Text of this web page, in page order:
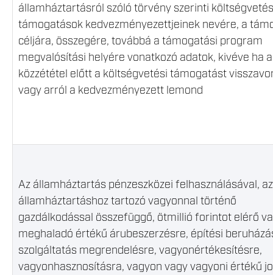
államháztartásról szóló törvény szerinti
támogatások kedvezményezettjeinek nevére, a
céljára, összegére, továbbá a támogatási program
megvalósítási helyére vonatkozó adatok, kivéve ha a
közzététel előtt a költségvetési támogatást
vagy arról a kedvezményezett lemond
Az államháztartás pénzeszközei felhasználásával, az
államháztartáshoz tartozó vagyonnal történő
gazdálkodással összefüggő, ötmillió forintot elérő
meghaladó értékű árubeszerzésre, építési
szolgáltatás megrendelésre, vagyonértékesítésre,
vagyonhasznosításra, vagyon vagy vagyoni értékű